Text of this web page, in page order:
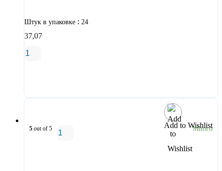
Штук в упаковке : 24
37,07
Add to Wishlist
5 out of 5 Много